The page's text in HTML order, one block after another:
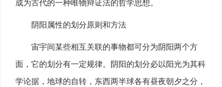
成为古代的一种唯物辩证法的哲学思想。
阴阳属性的划分原则和方法
宙宇间某些相互关联的事物都可分为阴阳两个方
面，它的划分有一定规律。阴阳的划分必以阳光为其科
学论据，地球的自转，东西两半球各有昼夜朝夕之分，